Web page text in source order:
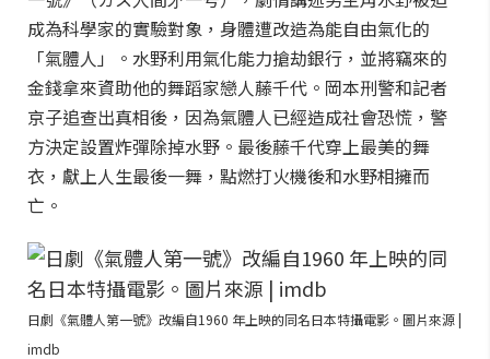
成為科學家的實驗對象，身體遭改造為能自由氣化的
「氣體人」。水野利用氣化能力搶劫銀行，並將竊來的
金錢拿來資助他的舞蹈家戀人藤千代。岡本刑警和記者
京子追查出真相後，因為氣體人已經造成社會恐慌，警
方決定設置炸彈除掉水野。最後藤千代穿上最美的舞
衣，獻上人生最後一舞，點燃打火機後和水野相擁而
亡。
日劇《氣體人第一號》改編自1960 年上映的同名日本特攝電影。圖片來源 |
imdb